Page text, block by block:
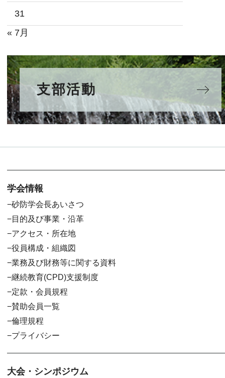
31
« 7月
支部活動
学会情報
砂防学会長あいさつ
目的及び事業・沿革
アクセス・所在地
役員構成・組織図
業務及び財務等に関する資料
継続教育(CPD)支援制度
定款・会員規程
賛助会員一覧
倫理規程
プライバシー
大会・シンポジウム